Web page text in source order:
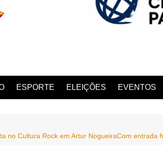
ESPORTE ELEIÇÕES EVENTOS
no Cultura Rock em Artur NogueiraCom